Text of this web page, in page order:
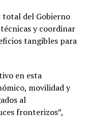
total del Gobierno
y coordinar
tangibles para
en esta
movilidad y
al
fronterizos”,